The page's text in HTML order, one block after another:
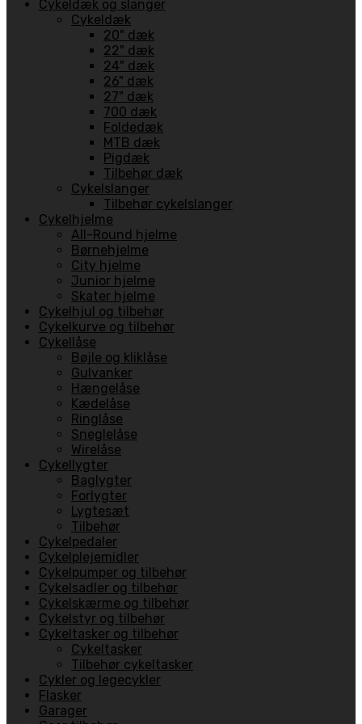
Cykeldæk og slanger
Cykeldæk
20" dæk
22" dæk
24" dæk
26" dæk
27" dæk
700 dæk
Foldedæk
MTB dæk
Pigdæk
Tilbehør dæk
Cykelslanger
Tilbehør cykelslanger
Cykelhjelme
All-Round hjelme
Børnehjelme
City hjelme
Junior hjelme
Skater hjelme
Cykelhjul og tilbehør
Cykelkurve og tilbehør
Cykellåse
Bøjle og kliklåse
Gulvanker
Hængelåse
Kædelåse
Ringlåse
Sneglelåse
Wirelåse
Cykellygter
Baglygter
Forlygter
Lygtesæt
Tilbehør
Cykelpedaler
Cykelplejemidler
Cykelpumper og tilbehør
Cykelsadler og tilbehør
Cykelskærme og tilbehør
Cykelstyr og tilbehør
Cykeltasker og tilbehør
Cykeltasker
Tilbehør cykeltasker
Cykler og legecykler
Flasker
Garager